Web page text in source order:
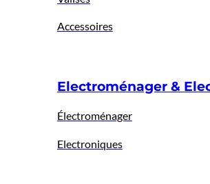
Accessoires
Electroménager &
Électroménager
Electroniques